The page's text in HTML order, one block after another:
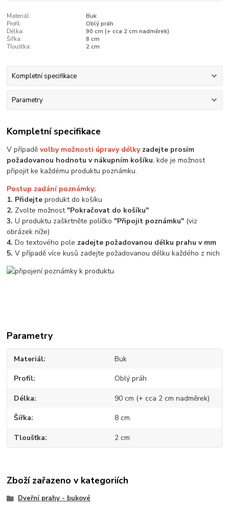
Materiál:
Buk
Profil:
Oblý práh
Délka:
90 cm (+ cca 2 cm nadměrek)
Šířka:
8 cm
Tloušťka:
2 cm
Kompletní specifikace
Parametry
Kompletní specifikace
V případěvolby možnosti úpravy délkyzadejte prosím
požadovanou hodnotu v nákupním košíku, kde je možnost
připojit ke každému produktu poznámku.
Postup zadání poznámky:
1. Přidejte produkt do košíku
2. Zvolte možnost"Pokračovat do košíku"
3.U produktu zaškrtněte políčko"Připojit poznámku" (viz
obrázek níže)
4.Do textového pole zadejte požadovanou délku prahu v mm
5.V případě více kusů zadejte požadovanou délku každého z nich
Parametry
Materiál Buk
Profil Oblý práh
Délka 90 cm (+ cca 2 cm nadměrek)
Šířka 8 cm
Tloušťka 2 cm
Zboží zařazeno v kategoriích
Dveřní prahy - bukové